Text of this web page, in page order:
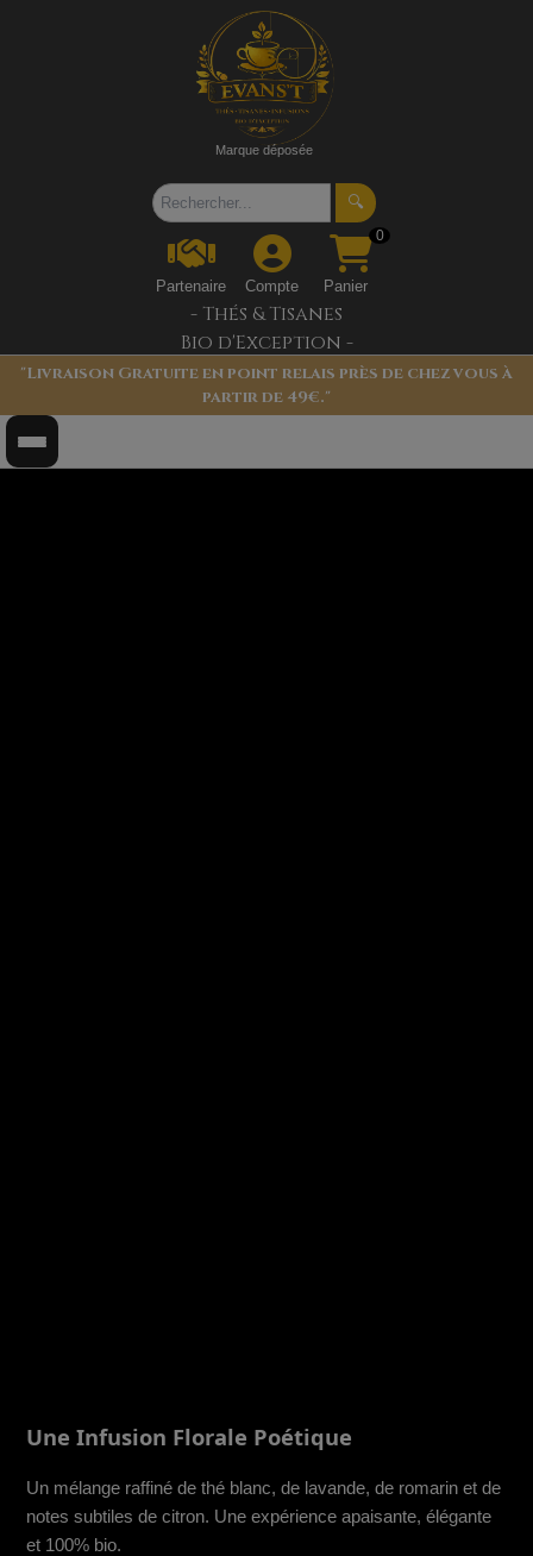
Marque déposée
🔍
Partenaire Compte
0
Panier
- Thés & Tisanes
Bio d'Exception -
"Livraison Gratuite en point relais près de chez vous à
partir de 49€."
Une Infusion Florale Poétique
Un mélange raffiné de thé blanc, de lavande, de romarin et de
notes subtiles de citron. Une expérience apaisante, élégante
et 100% bio.